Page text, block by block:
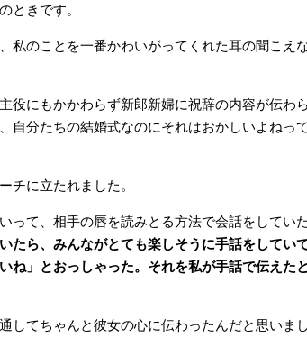
ときです。
私のことを一番かわいがってくれた耳の聞こえ
役にもかかわらず新郎新婦に祝辞の内容が伝わ
自分たちの結婚式なのにそれはおかしいよねっ
チに立たれました。
って、相手の唇を読みとる方法で会話をしてい
たら、みんながとても楽しそうに手話をしてい
ね」とおっしゃった。それを私が手話で伝えた
してちゃんと彼女の心に伝わったんだと思いま